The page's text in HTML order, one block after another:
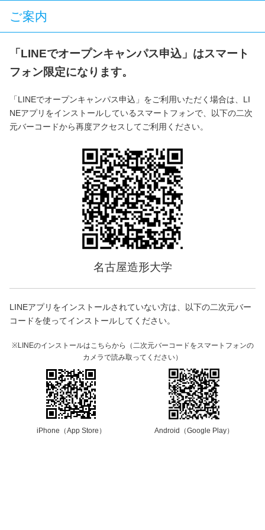
ご案内
「LINEでオープンキャンパス申込」はスマート
フォン限定になります。
「LINEでオープンキャンパス申込」をご利用いただく場合は、LI
NEアプリをインストールしているスマートフォンで、以下の二次
元バーコードから再度アクセスしてご利用ください。
名古屋造形大学
LINEアプリをインストールされていない方は、以下の二次元バー
コードを使ってインストールしてください。
※LINEのインストールはこちらから（二次元バーコードをスマートフォンの
カメラで読み取ってください）
iPhone（App Store） Android（Google Play）